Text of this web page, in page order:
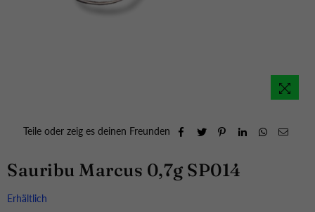
Teile oder zeig es deinen Freunden
Sauribu Marcus 0,7g SP014
Erhältlich